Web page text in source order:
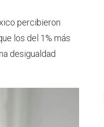
percibieron
los del 1% más
desigualdad